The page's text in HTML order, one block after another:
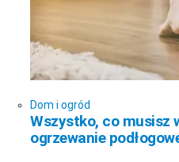
Dom i ogród
Wszystko, co musisz
ogrzewanie